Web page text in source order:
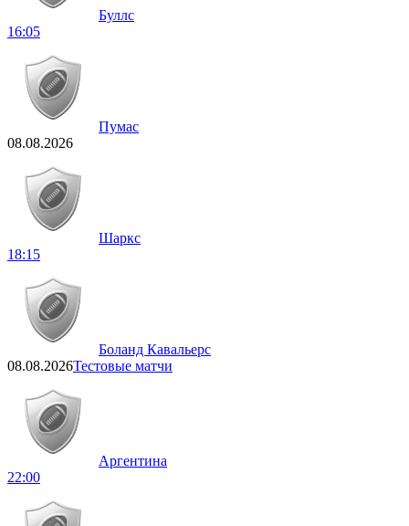
Буллс
16:05
Пумас
08.08.2026
Шаркс
18:15
Боланд Кавальерс
08.08.2026Тестовые матчи
Аргентина
22:00